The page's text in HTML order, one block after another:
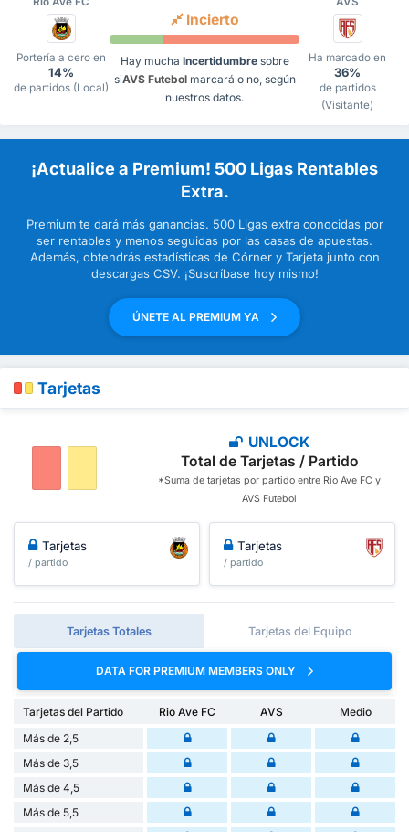
Portería a cero en
14%
de partidos (Local)
Incierto
Hay mucha Incertidumbresobre
siAVS Futebolmarcará o no, según
nuestros datos.
Ha marcado en
36%
de partidos
(Visitante)
¡Actualice a Premium! 500 Ligas Rentables
Extra.
Premium te dará más ganancias. 500 Ligas extra conocidas por
ser rentables y menos seguidas por las casas de apuestas.
Además, obtendrás estadísticas de Córner y Tarjeta junto con
descargas CSV. ¡Suscríbase hoy mismo!
ÚNETE AL PREMIUM YA
Tarjetas
UNLOCK
Total de Tarjetas / Partido
*Suma de tarjetas por partido entre Rio Ave FC y
AVS Futebol
Tarjetas
/ partido
Tarjetas
/ partido
Tarjetas Totales Tarjetas del Equipo
DATA FOR PREMIUM MEMBERS ONLY
Tarjetas del Partido Rio Ave FC AVS
Medio
Más de 2,5
Más de 3,5
Más de 4,5
Más de 5,5